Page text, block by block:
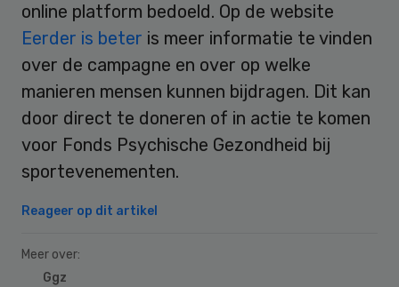
online platform bedoeld. Op de website
Eerder is beter is meer informatie te vinden
over de campagne en over op welke
manieren mensen kunnen bijdragen. Dit kan
door direct te doneren of in actie te komen
voor Fonds Psychische Gezondheid bij
sportevenementen.
Reageer op dit artikel
Meer over:
Ggz